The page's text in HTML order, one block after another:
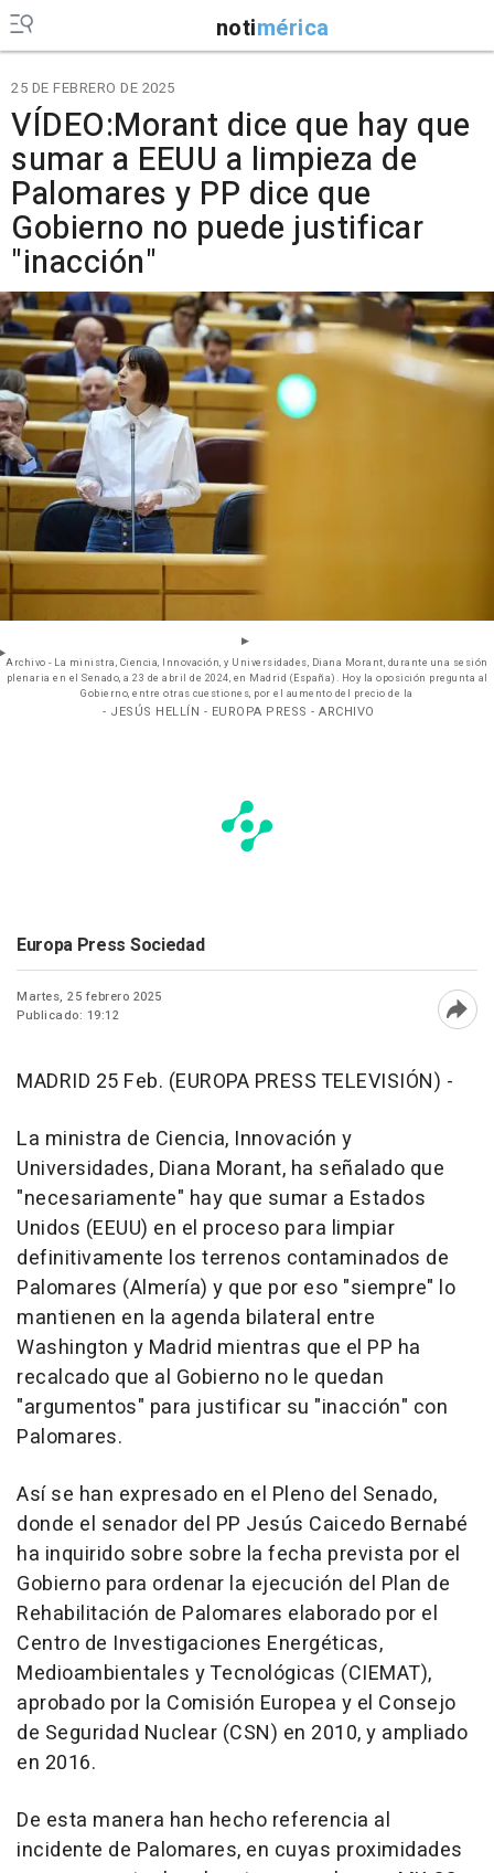
notimérica
25 DE FEBRERO DE 2025
VÍDEO:Morant dice que hay que
sumar a EEUU a limpieza de
Palomares y PP dice que
Gobierno no puede justificar
"inacción"
Archivo - La ministra, Ciencia, Innovación, y Universidades, Diana Morant, durante una sesión
plenaria en el Senado, a 23 de abril de 2024, en Madrid (España). Hoy la oposición pregunta al
Gobierno, entre otras cuestiones, por el aumento del precio de la
- JESÚS HELLÍN - EUROPA PRESS - ARCHIVO
Europa Press Sociedad
Martes, 25 febrero 2025
Publicado: 19:12
MADRID 25 Feb. (EUROPA PRESS TELEVISIÓN) -
La ministra de Ciencia, Innovación y
Universidades, Diana Morant, ha señalado que
"necesariamente" hay que sumar a Estados
Unidos (EEUU) en el proceso para limpiar
definitivamente los terrenos contaminados de
Palomares (Almería) y que por eso "siempre" lo
mantienen en la agenda bilateral entre
Washington y Madrid mientras que el PP ha
recalcado que al Gobierno no le quedan
"argumentos" para justificar su "inacción" con
Palomares.
Así se han expresado en el Pleno del Senado,
donde el senador del PP Jesús Caicedo Bernabé
ha inquirido sobre sobre la fecha prevista por el
Gobierno para ordenar la ejecución del Plan de
Rehabilitación de Palomares elaborado por el
Centro de Investigaciones Energéticas,
Medioambientales y Tecnológicas (CIEMAT),
aprobado por la Comisión Europea y el Consejo
de Seguridad Nuclear (CSN) en 2010, y ampliado
en 2016.
De esta manera han hecho referencia al
incidente de Palomares, en cuyas proximidades